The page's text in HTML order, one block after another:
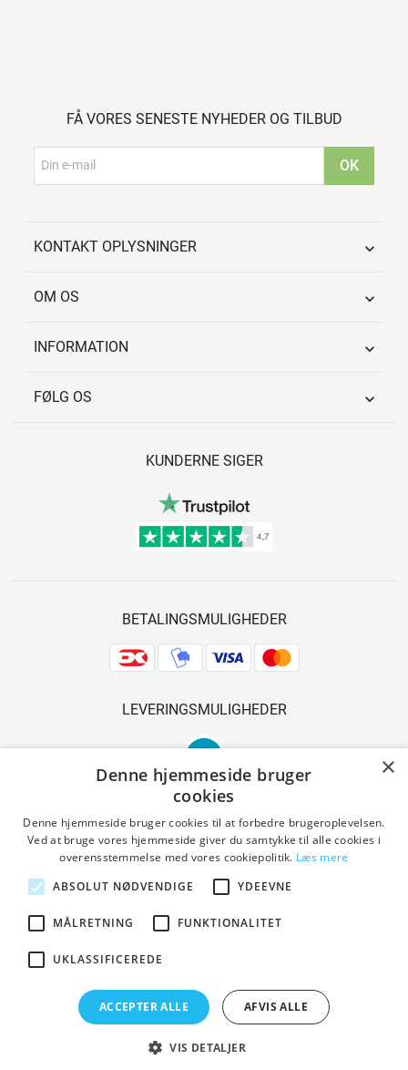
FÅ VORES SENESTE NYHEDER OG TILBUD
KONTAKT OPLYSNINGER 
OM OS 
INFORMATION 
FØLG OS 
KUNDERNE SIGER
BETALINGSMULIGHEDER
LEVERINGSMULIGHEDER
SIKKER SHOPPING
Handelsbetingelser
Copyright © 2023 Den Gl. Smedie. All Rights Reserved.
Designed by PrestaShoppen
×
Denne hjemmeside bruger
cookies
Denne hjemmeside bruger cookies til at forbedre brugeroplevelsen.
Ved at bruge vores hjemmeside giver du samtykke til alle cookies i
overensstemmelse med vores cookiepolitik. Læs mere
ABSOLUT NØDVENDIGE
YDEEVNE
MÅLRETNING FUNKTIONALITET
UKLASSIFICEREDE
ACCEPTER ALLE AFVIS ALLE
VIS DETALJER